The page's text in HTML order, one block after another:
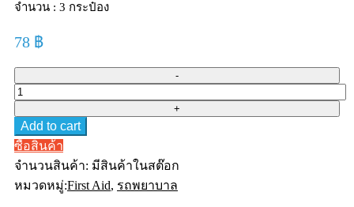
จำนวน : 3 กระป๋อง
78 ฿
Ambulance
สำลี
ก้อน
25
g
กระป๋อง
ตรา
Add to cart
ซื้อสินค้า
จำนวนสินค้า: มีสินค้าในสต๊อก
หมวดหมู่:First Aid, รถพยาบาล